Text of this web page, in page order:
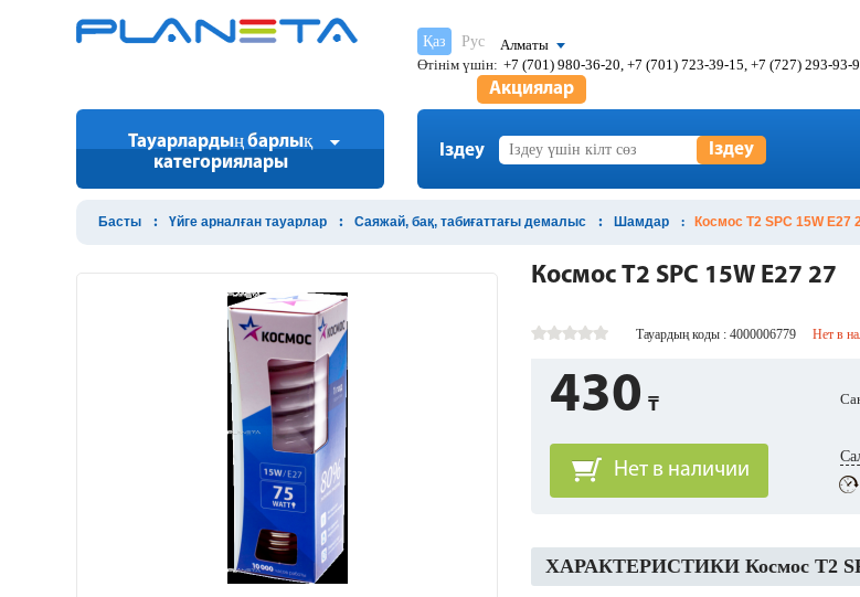
Қаз Рус
Алматы
Өтінім үшін: +7 (701) 980-36-20, +7 (701) 723-39-15, +7 (727) 293-
Акциялар
Тауарлардың барлық
категориялары
Іздеу Іздеу
Басты Үйге арналған тауарлар Саяжай, бақ, табиғаттағы демалыс Шамдар Космос T2 SPC 15W E27
Космос T2 SPC 15W E27 27
Тауардың коды : 4000006779 Нет в
430
Нет в наличии
ХАРАКТЕРИСТИКИ Космос T2